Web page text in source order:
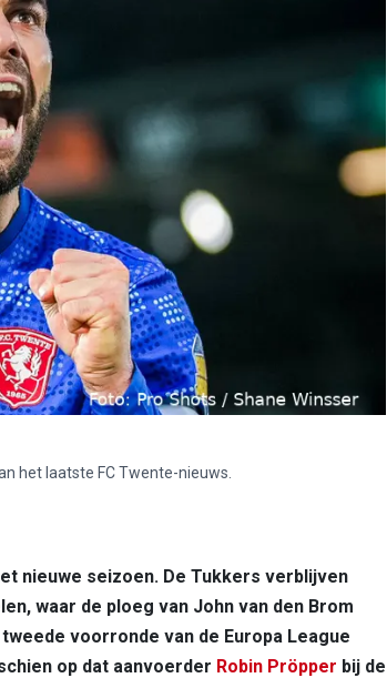
het laatste FC Twente-nieuws.
nieuwe seizoen. De Tukkers verblijven
waar de ploeg van John van den Brom
voorronde van de Europa League
op dat aanvoerder Robin Pröpper bij de